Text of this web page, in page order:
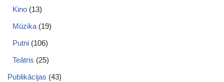
Kino (13)
Mūzika (19)
Putni (106)
Teātris (25)
Publikācijas (43)